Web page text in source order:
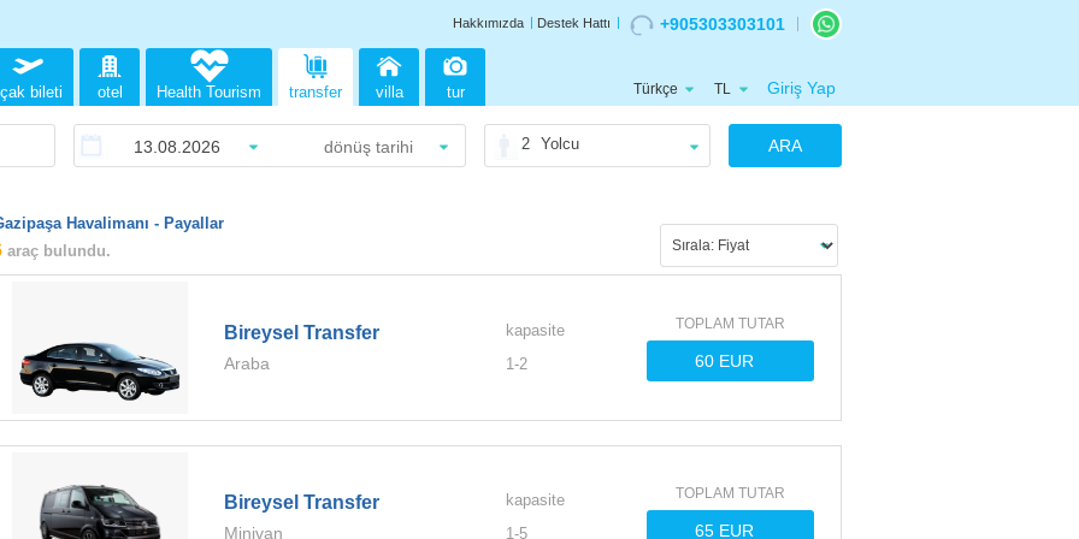
Hakkımızda Destek Hattı +905303303101
bileti otel transfer villa tur
Health Tourism Türkçe TL Giriş Yap
2 Yolcu ARA
Havalimanı - Payallar
araç bulundu.
Bireysel Transfer
Araba
kapasite
1-2
TOPLAM TUTAR
Bireysel Transfer
Minivan
kapasite
1-5
TOPLAM TUTAR